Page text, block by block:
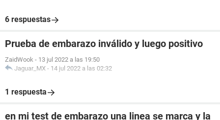
6 respuestas
Prueba de embarazo inválido y luego positivo
ZaidWook - 13 jul 2022 a las 19:50
Jaguar_MX - 14 jul 2022 a las 02:32
1 respuesta
en mi test de embarazo una linea se marca y la